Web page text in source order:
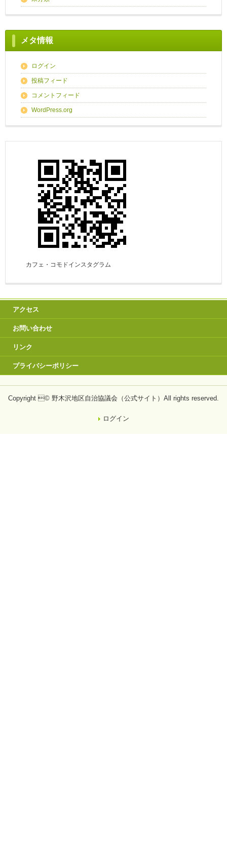
メタ情報
ログイン
投稿フィード
コメントフィード
WordPress.org
カフェ・コモドインスタグラム
アクセス
お問い合わせ
リンク
プライバシーポリシー
Copyright © 野木沢地区自治協議会（公式サイト）All rights reserved.
ログイン